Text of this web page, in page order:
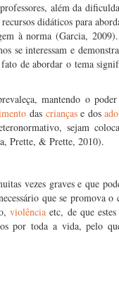
além da
didáticos para
à norma (Garcia,
se interessam e
de abordar o tema
mantendo o
das criançase dos
sejam
Prette, & Prette, 2010).
vezes graves e que
que se promova o
violência etc, de que
por toda a vida, pelo